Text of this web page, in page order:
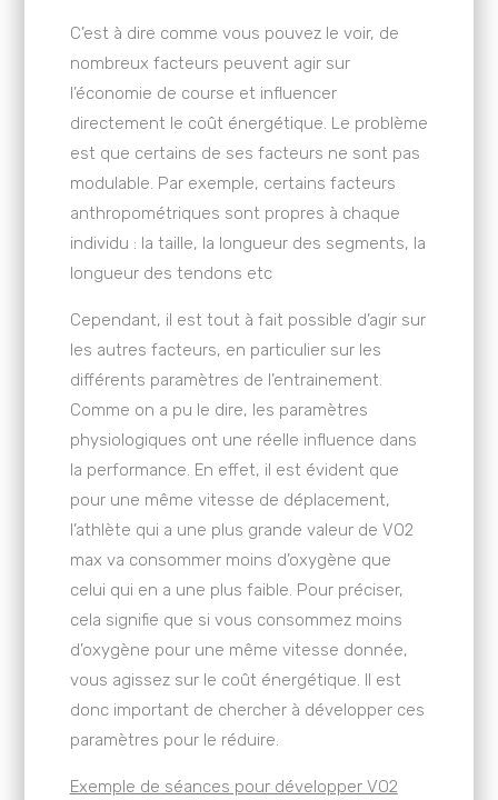
C’est à dire comme vous pouvez le voir, de
nombreux facteurs peuvent agir sur
l’économie de course et influencer
directement le coût énergétique. Le problème
est que certains de ses facteurs ne sont pas
modulable. Par exemple, certains facteurs
anthropométriques sont propres à chaque
individu : la taille, la longueur des segments, la
longueur des tendons etc
Cependant, il est tout à fait possible d’agir sur
les autres facteurs, en particulier sur les
différents paramètres de l’entrainement.
Comme on a pu le dire, les paramètres
physiologiques ont une réelle influence dans
la performance. En effet, il est évident que
pour une même vitesse de déplacement,
l’athlète qui a une plus grande valeur de VO2
max va consommer moins d’oxygène que
celui qui en a une plus faible. Pour préciser,
cela signifie que si vous consommez moins
d’oxygène pour une même vitesse donnée,
vous agissez sur le coût énergétique. Il est
donc important de chercher à développer ces
paramètres pour le réduire.
Exemple de séances pour développer VO2